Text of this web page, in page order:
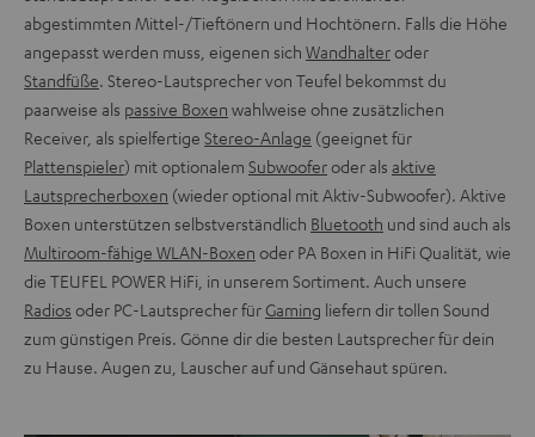
abgestimmten Mittel-/Tieftönern und Hochtönern. Falls die Höhe
angepasst werden muss, eigenen sich Wandhalteroder
Standfüße. Stereo-Lautsprecher von Teufel bekommst du
paarweise als passive Boxen wahlweise ohne zusätzlichen
Receiver, als spielfertige Stereo-Anlage (geeignet für
Plattenspieler) mit optionalem Subwooferoder als aktive
Lautsprecherboxen (wieder optional mit Aktiv-Subwoofer). Aktive
Boxen unterstützen selbstverständlich Bluetooth und sind auch als
Multiroom-fähige WLAN-Boxen oder PA Boxen in HiFi Qualität, wie
die TEUFEL POWER HiFi, in unserem Sortiment. Auch unsere
Radios oder PC-Lautsprecher fürGaming liefern dir tollen Sound
zum günstigen Preis. Gönne dir die besten Lautsprecher für dein
zu Hause. Augen zu, Lauscher auf und Gänsehaut spüren.